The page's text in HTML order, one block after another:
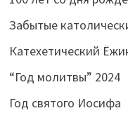
Забытые
Катехетический
“Год молитвы” 2024
Год святого Иосифа